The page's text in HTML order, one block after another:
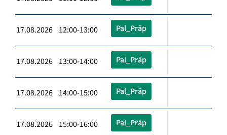
17.08.2026 12:00-13:00 Pal_Präp
17.08.2026 13:00-14:00 Pal_Präp
17.08.2026 14:00-15:00 Pal_Präp
17.08.2026 15:00-16:00 Pal_Präp